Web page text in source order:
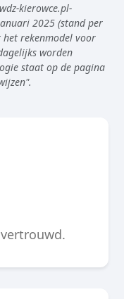
kierowce.pl-
2025 (stand per
het rekenmodel voor
worden
staat op de pagina